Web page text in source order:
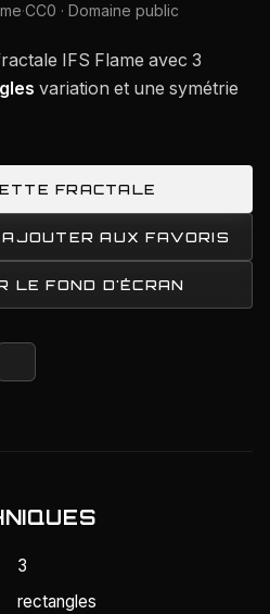
·CC0 · Domaine public
IFS Flame avec 3
variation et une symétrie
FRACTALE
AJOUTER AUX FAVORIS
LE FOND D'ÉCRAN
3
rectangles